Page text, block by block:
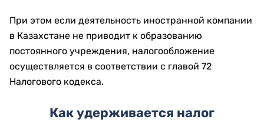
При этом если деятельность иностранной компании
в Казахстане не приводит к образованию
постоянного учреждения, налогообложение
осуществляется в соответствии с главой 72
Налогового кодекса.
Как удерживается налог